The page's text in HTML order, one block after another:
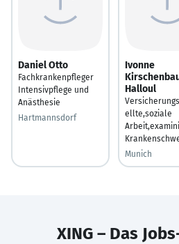
Daniel Otto
Fachkrankenpfleger
Intensivpflege und
Anästhesie
Hartmannsdorf
Ivonne
Halloul
ellte,soziale
Munich
XING – Das